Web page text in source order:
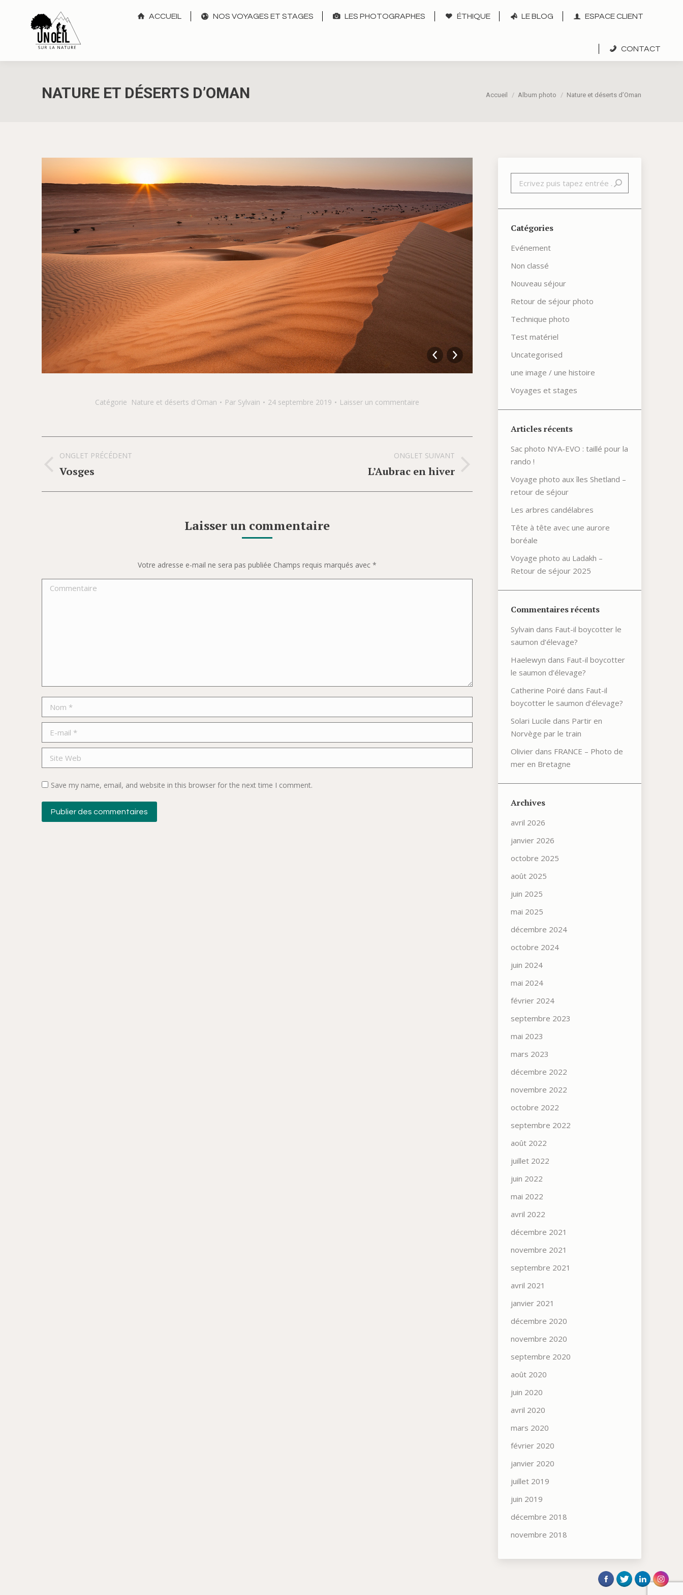
ACCUEIL NOS VOYAGES ET STAGES LES PHOTOGRAPHES ÉTHIQUE LE BLOG ESPACE CLIENT
CONTACT
NATURE ET DÉSERTS D’OMAN Vous êtes ici :
Accueil Album photo Nature et déserts d’Oman
Catégorie Nature et déserts d'Oman Par Sylvain 24 septembre 2019 Laisser un commentaire
Navigation
de
commentaire
ONGLET PRÉCÉDENT
Onglet
Vosges
ONGLET SUIVANT
L’Aubrac en hiver
Laisser un commentaire
Votre adresse e-mail ne sera pas publiée Champs requis marqués avec*
Commentaire
Nom *
E-mail *
Site Web
Save my name, email, and website in this browser for the next time I comment.
Publier des commentaires
Recherche
Catégories
Evénement
Non classé
Nouveau séjour
Retour de séjour photo
Technique photo
Test matériel
Uncategorised
une image / une histoire
Voyages et stages
Articles récents
Sac photo NYA-EVO : taillé pour la
rando !
Voyage photo aux îles Shetland –
retour de séjour
Les arbres candélabres
Tête à tête avec une aurore
boréale
Voyage photo au Ladakh –
Retour de séjour 2025
Commentaires récents
Sylvain dans Faut-il boycotter le
saumon d’élevage?
Haelewyn dans Faut-il boycotter
le saumon d’élevage?
Catherine Poiré dans Faut-il
boycotter le saumon d’élevage?
Solari Lucile dans Partir en
Norvège par le train
Olivier dans FRANCE – Photo de
mer en Bretagne
Archives
avril 2026
janvier 2026
octobre 2025
août 2025
juin 2025
mai 2025
décembre 2024
octobre 2024
juin 2024
mai 2024
février 2024
septembre 2023
mai 2023
mars 2023
décembre 2022
novembre 2022
octobre 2022
septembre 2022
août 2022
juillet 2022
juin 2022
mai 2022
avril 2022
décembre 2021
novembre 2021
septembre 2021
avril 2021
janvier 2021
décembre 2020
novembre 2020
septembre 2020
août 2020
juin 2020
avril 2020
mars 2020
février 2020
janvier 2020
juillet 2019
juin 2019
décembre 2018
novembre 2018